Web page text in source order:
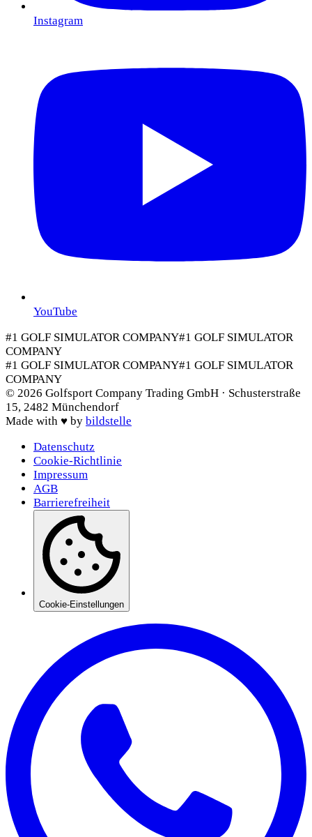
Instagram
YouTube
#1 GOLF SIMULATOR COMPANY#1 GOLF SIMULATOR
COMPANY
#1 GOLF SIMULATOR COMPANY#1 GOLF SIMULATOR
COMPANY
© 2026 Golfsport Company Trading GmbH · Schusterstraße
15, 2482 Münchendorf
Made with ♥ by bildstelle
Datenschutz
Cookie-Richtlinie
Impressum
AGB
Barrierefreiheit
Cookie-Einstellungen